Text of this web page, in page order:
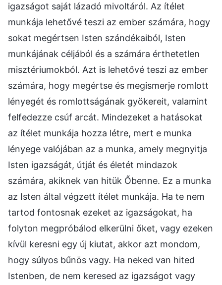
igazságot saját lázadó mivoltáról. Az ítélet
munkája lehetővé teszi az ember számára, hogy
sokat megértsen Isten szándékaiból, Isten
munkájának céljából és a számára érthetetlen
misztériumokból. Azt is lehetővé teszi az ember
számára, hogy megértse és megismerje romlott
lényegét és romlottságának gyökereit, valamint
felfedezze csúf arcát. Mindezeket a hatásokat
az ítélet munkája hozza létre, mert e munka
lényege valójában az a munka, amely megnyitja
Isten igazságát, útját és életét mindazok
számára, akiknek van hitük Őbenne. Ez a munka
az Isten által végzett ítélet munkája. Ha te nem
tartod fontosnak ezeket az igazságokat, ha
folyton megpróbálod elkerülni őket, vagy ezeken
kívül keresni egy új kiutat, akkor azt mondom,
hogy súlyos bűnös vagy. Ha neked van hited
Istenben, de nem keresed az igazságot vagy